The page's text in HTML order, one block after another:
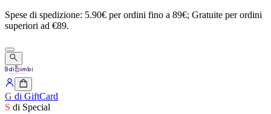
Spese di spedizione: 5.90€ perordini fino a 89€; Gratuite perordini
superiori ad €89.
G di GiftCard
S di Special